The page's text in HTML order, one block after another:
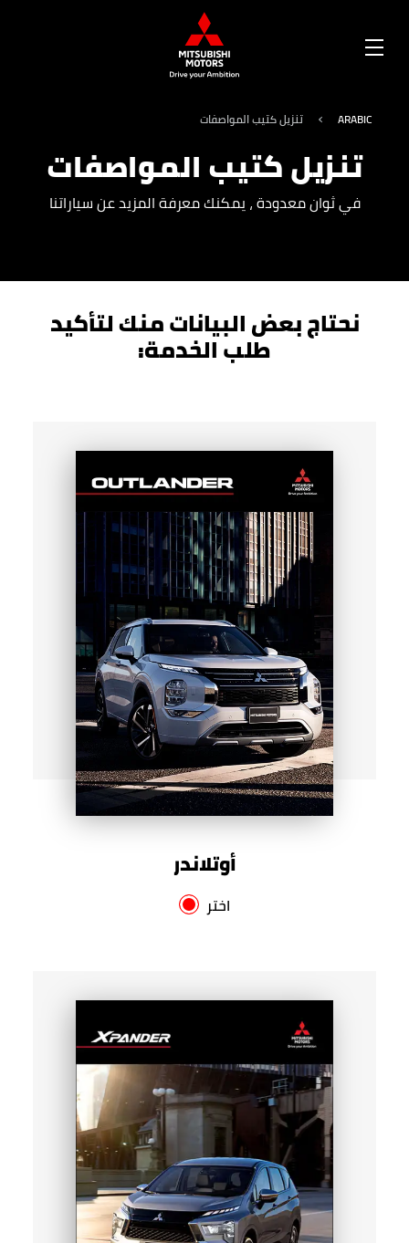
MENU
ARABIC تنزيل كتيب المواصفات
تنزيل كتيب المواصفات
في ثوان معدودة ، يمكنك معرفة المزيد عن سياراتنا
نحتاج بعض البيانات منك لتأكيد
طلب الخدمة:
أوتلاندر
اختر